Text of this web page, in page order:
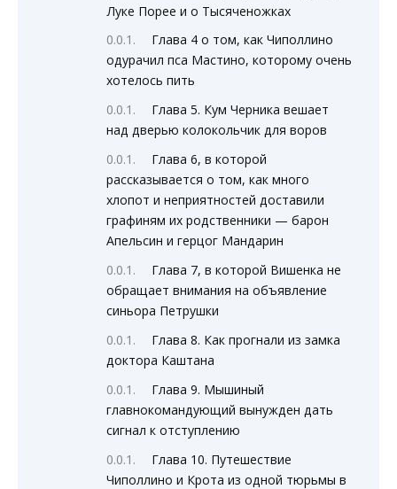
Луке Порее и о Тысяченожках
Глава 4 о том, как Чиполлино
одурачил пса Мастино, которому очень
хотелось пить
Глава 5. Кум Черника вешает
над дверью колокольчик для воров
Глава 6, в которой
рассказывается о том, как много
хлопот и неприятностей доставили
графиням их родственники — барон
Апельсин и герцог Мандарин
Глава 7, в которой Вишенка не
обращает внимания на объявление
синьора Петрушки
Глава 8. Как прогнали из замка
доктора Каштана
Глава 9. Мышиный
главнокомандующий вынужден дать
сигнал к отступлению
Глава 10. Путешествие
Чиполлино и Крота из одной тюрьмы в